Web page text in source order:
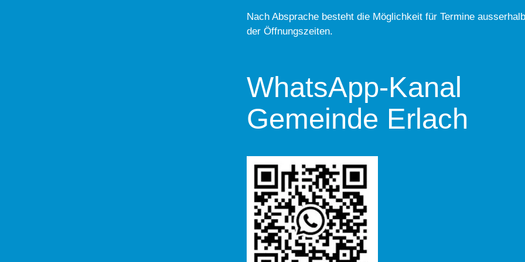
Nach Absprache besteht die Möglichkeit für Termine
der Öffnungszeiten.
WhatsApp-Kanal
Gemeinde Erlach